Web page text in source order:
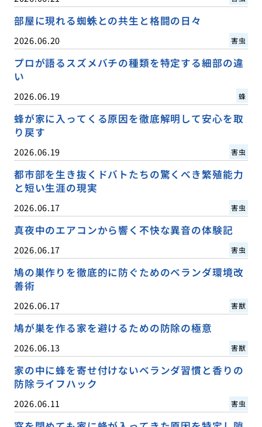
部屋に現れる蜘蛛との共生と格闘の日々
2026.06.20 害虫
プロが語るスズメバチの種類を特定する細部の違
い
2026.06.19 蜂
蜂が家に入ってくる原因を徹底解明して安心を取
り戻す
2026.06.19 害虫
都市部を生き抜くドバトたちの驚くべき繁殖能力
と短い生涯の現実
2026.06.17 害虫
真夜中のエアコンから響く不快な異音の体験記
2026.06.17 害虫
鳩の巣作りを徹底的に防ぐためのベランダ環境改
善術
2026.06.17 害獣
鳩が巣を作る家を避けるための防除の極意
2026.06.13 害獣
家の中に蜂を寄せ付けないベランダ習慣と香りの
防除ライフハック
2026.06.11 害虫